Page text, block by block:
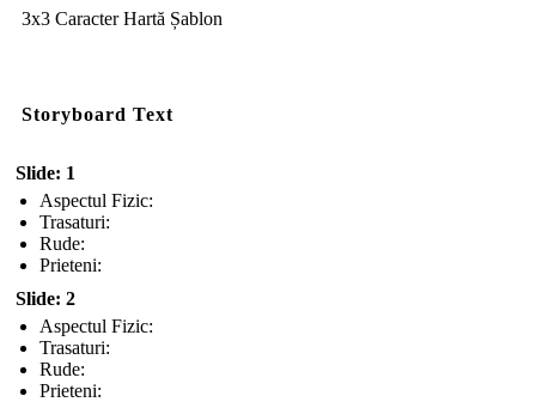
3x3 Caracter Hartă Șablon
Storyboard Text
Slide: 1
Aspectul Fizic:
Trasaturi:
Rude:
Prieteni:
Slide: 2
Aspectul Fizic:
Trasaturi:
Rude:
Prieteni: